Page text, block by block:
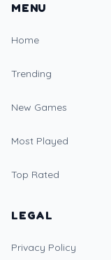
MENU
Home
Trending
New Games
Most Played
Top Rated
LEGAL
Privacy Policy